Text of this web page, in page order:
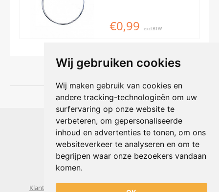
Wij gebruiken cookies
Wij maken gebruik van cookies en
andere tracking-technologieën om uw
surfervaring op onze website te
verbeteren, om gepersonaliseerde
inhoud en advertenties te tonen, om ons
websiteverkeer te analyseren en om te
begrijpen waar onze bezoekers vandaan
komen.
€0,99 excl.BTW
Shophouse online
Max Planckstraat 4
6716 BE Ede, Nederland
Telefoon:+31(0)318 618 121
E-mail: info@shophouse.nl
Geopend: ma t/m vr 09:00-17:00 uur
Klantenservice
Algemene voorwaarden